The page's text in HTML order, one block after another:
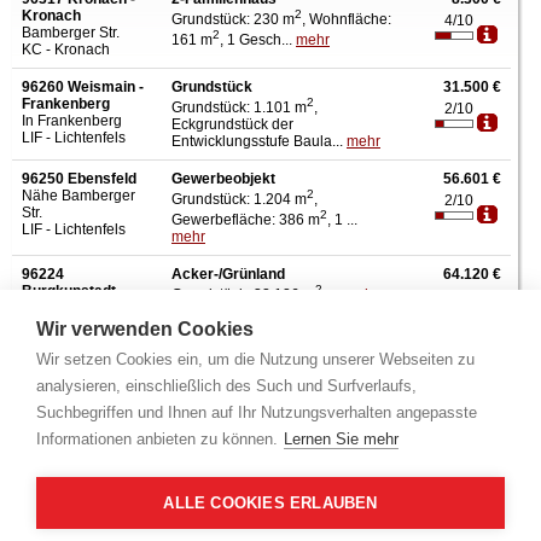
Wir verwenden Cookies
Wir setzen Cookies ein, um die Nutzung unserer Webseiten zu
analysieren, einschließlich des Such und Surfverlaufs,
Suchbegriffen und Ihnen auf Ihr Nutzungsverhalten angepasste
Informationen anbieten zu können. Lernen Sie mehr
ALLE COOKIES ERLAUBEN
Kronach
Bamberger Str.
KC - Kronach
Grundstück: 230 m2, Wohnfläche:
161 m2, 1 Gesch... mehr
4/10
96260 Weismain -
Frankenberg
In Frankenberg
LIF - Lichtenfels
Grundstück
Grundstück: 1.101 m2,
Eckgrundstück der
Entwicklungsstufe Baula... mehr
31.500 €
2/10
96250 Ebensfeld
Nähe Bamberger
Str.
LIF - Lichtenfels
Gewerbeobjekt
Grundstück: 1.204 m2,
Gewerbefläche: 386 m2, 1 ...
mehr
56.601 €
2/10
96224
Burgkunstadt -
Großer Garten
Acker-/Grünland
Grundstück: 32.126 m
2 mehr
64.120 €
96346 Wallenfels -
Wallenfels
Schleusenweg
KC - Kronach
Doppelhaushälfte
2
186 m2, 2 Gesch...mehr
140 m2, Nutzfl&... mehr